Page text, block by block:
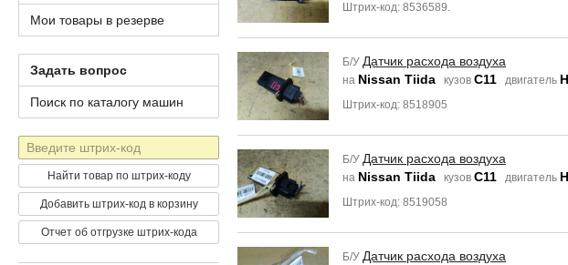
Штрих-код: 8536589.
Б/У Датчик расхода воздуха
на Nissan Tiida кузов C11 двигатель
Штрих-код: 8518905
Б/У Датчик расхода воздуха
на Nissan Tiida кузов C11 двигатель
Штрих-код: 8519058
Б/У Датчик расхода воздуха
Мои товары в резерве
Задать вопрос
Поиск по каталогу машин
Штрих-
код
Найти товар по штрих-коду
Добавить штрих-код в корзину
Отчет об отгрузке штрих-кода